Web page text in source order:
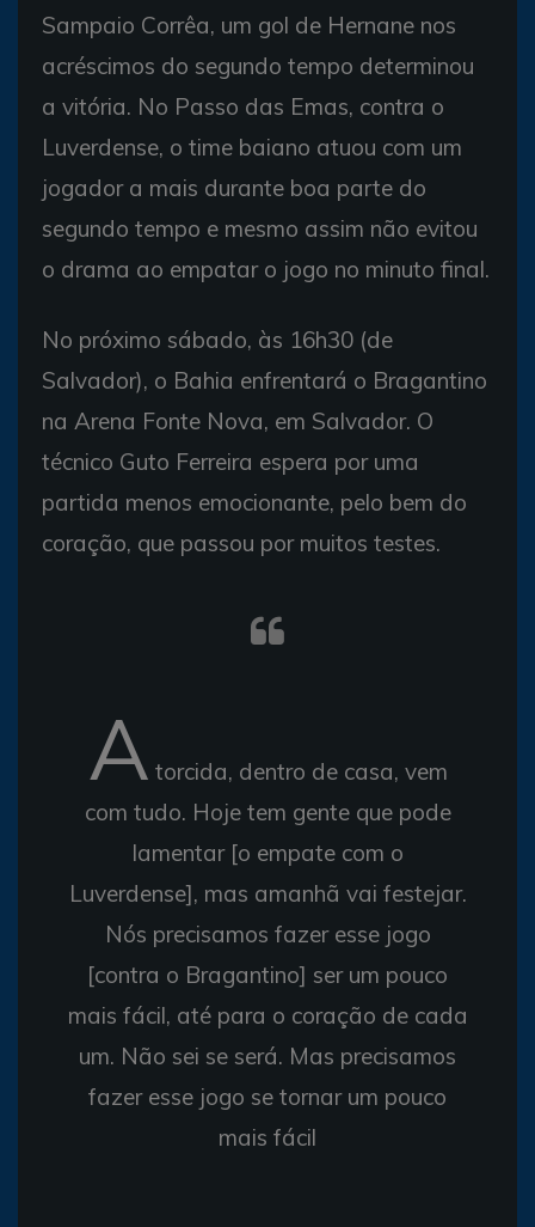
Sampaio Corrêa, um gol de Hernane nos
acréscimos do segundo tempo determinou
a vitória. No Passo das Emas, contra o
Luverdense, o time baiano atuou com um
jogador a mais durante boa parte do
segundo tempo e mesmo assim não evitou
o drama ao empatar o jogo no minuto final.
No próximo sábado, às 16h30 (de
Salvador), o Bahia enfrentará o Bragantino
na Arena Fonte Nova, em Salvador. O
técnico Guto Ferreira espera por uma
partida menos emocionante, pelo bem do
coração, que passou por muitos testes.
A torcida, dentro de casa, vem
com tudo. Hoje tem gente que pode
lamentar [o empate com o
Luverdense], mas amanhã vai festejar.
Nós precisamos fazer esse jogo
[contra o Bragantino] ser um pouco
mais fácil, até para o coração de cada
um. Não sei se será. Mas precisamos
fazer esse jogo se tornar um pouco
mais fácil